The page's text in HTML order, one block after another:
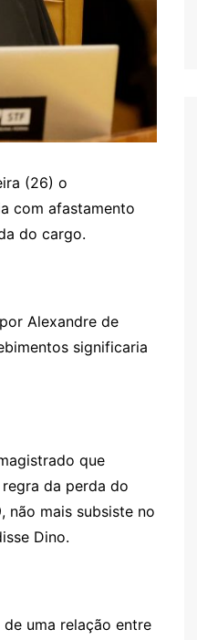
(26) o
com afastamento
do cargo.
Alexandre de
significaria
que
da perda do
não mais subsiste no
Dino.
uma relação entre